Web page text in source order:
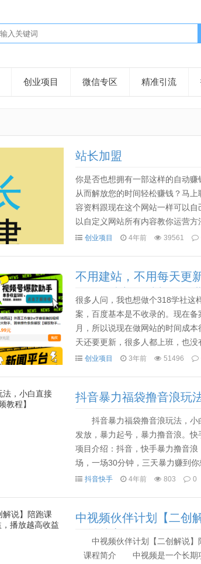
创业项目 微信专区 精准引流
站长加盟
你是否也想拥有一部这样的自动
从而解放您的时间轻松赚钱？马
容资料跟现在这个网站一样可以
以自定义网站所有内容教你运营
决流量问题这个系统的核心在于
创业项目 4年前 39561
不用建站，不用每天更
课程，卖初级站长，创
很多人问，我也想做个318学社这
案，百度基本是不收录的。现在
月，所以说现在做网站的时间成
天还要更新，很多人都上班，也
知道现在百度对网赚类的网站不
创业项目 3年前 51496
抖音暴力福袋撸音浪玩
抖音暴力福袋撸音浪玩法，
发放，暴力起号，暴力撸音浪。
项目介绍：抖音，快手暴力撸音
场，一场30分钟，三天暴力赚到
定要坚持做，播一天停一天24小
抖音快手 4年前 803 0
中视频伙伴计划【二创
收益越高-价值1598
中视频伙伴计划【二创解说】
课程简介 中视频是一个长期项